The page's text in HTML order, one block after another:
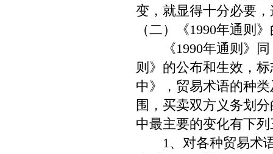
变，就显得十分必要
（二）《1990年通则
《1990年通则》同
则》的公布和生效，
中》，贸易术语的种
围，买卖双方义务划
中最主要的变化有下
1、对各种贸易术语